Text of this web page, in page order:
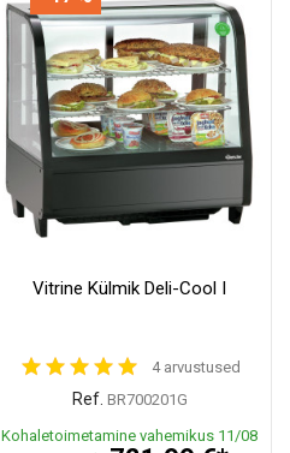
Vitrine Külmik Deli-Cool I
4 arvustused
Ref. BR700201G
Kohaletoimetamine vahemikus 11/08